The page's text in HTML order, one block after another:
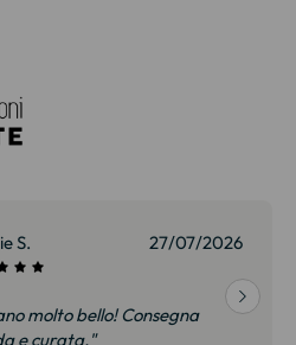
S. 27/07/2026
molto bello! Consegna
e curata."